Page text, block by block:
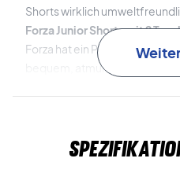
Shorts wirklich
Forza Junior Shorts mit 2
Forza hat ein Paar schwarze
bequem, atmungsaktiv und
shoppen Sie sie noch heute